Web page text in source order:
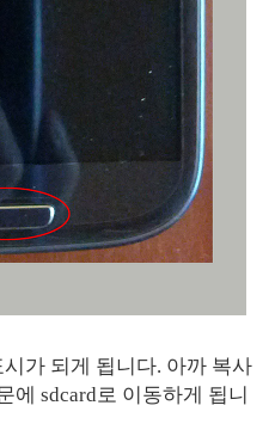
가 되게 됩니다. 아까 복사
에 sdcard로 이동하게 됩니